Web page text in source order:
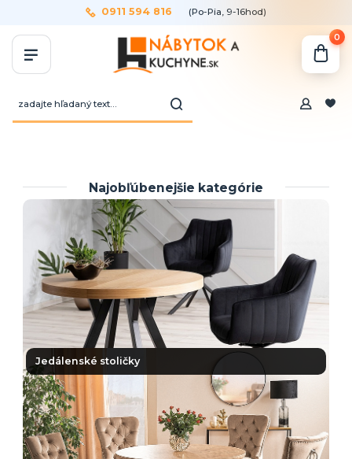
0911 594 816 (Po-Pia, 9-16hod)
0
Najobľúbenejšie kategórie
Jedálenské stoličky